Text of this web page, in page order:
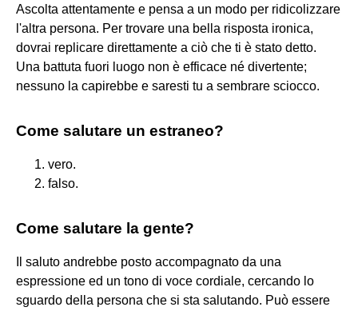
Ascolta attentamente e pensa a un modo per ridicolizzare
l'altra persona. Per trovare una bella risposta ironica,
dovrai replicare direttamente a ciò che ti è stato detto.
Una battuta fuori luogo non è efficace né divertente;
nessuno la capirebbe e saresti tu a sembrare sciocco.
Come salutare un estraneo?
vero.
falso.
Come salutare la gente?
Il saluto andrebbe posto accompagnato da una
espressione ed un tono di voce cordiale, cercando lo
sguardo della persona che si sta salutando. Può essere